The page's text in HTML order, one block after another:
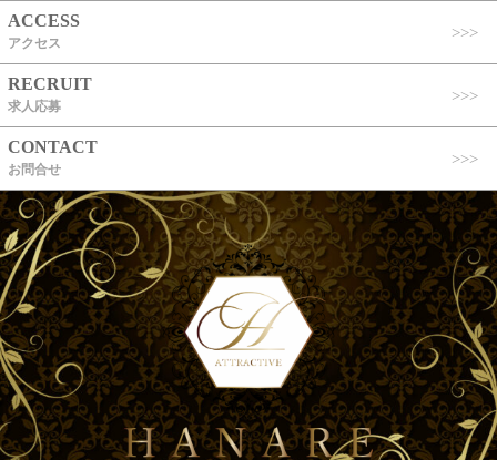
ACCESS
アクセス
RECRUIT
求人応募
CONTACT
お問合せ